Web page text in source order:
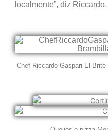
localmente”, diz Riccardo.
Chef Riccardo Gaspari El